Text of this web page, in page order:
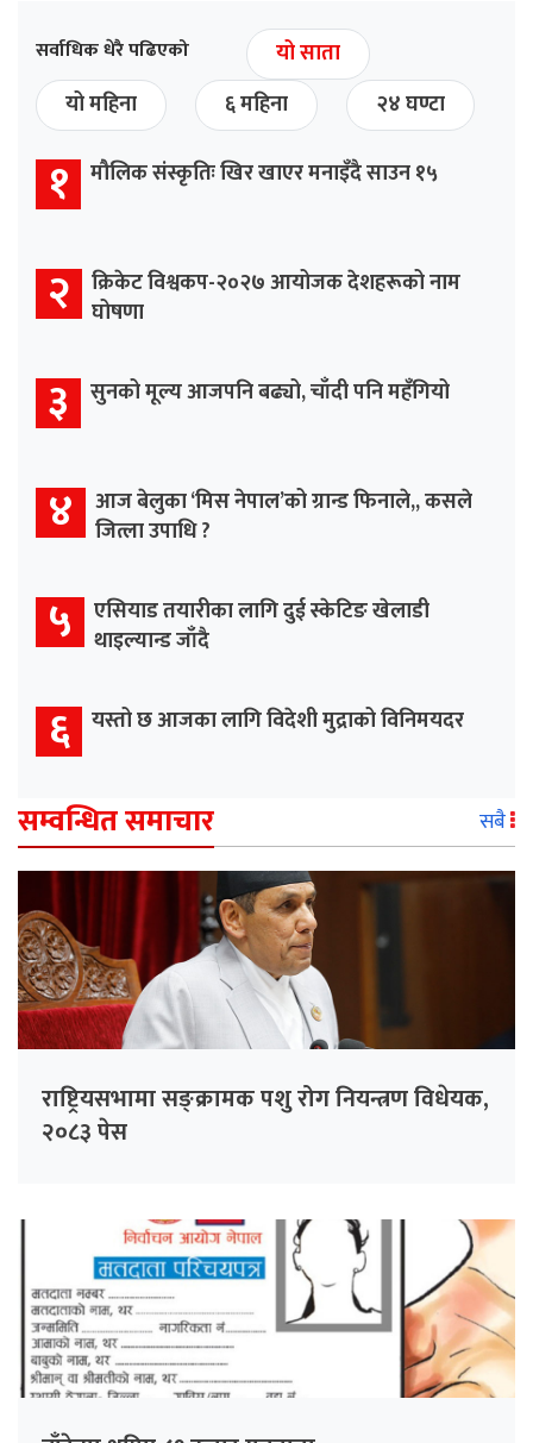
सर्वाधिक धेरै पढिएको
यो साता
यो महिना
६ महिना २४ घण्टा
१ मौलिक संस्कृतिः खिर खाएर मनाइँदै साउन १५
२ क्रिकेट विश्वकप-२०२७ आयोजक देशहरूको नाम
घोषणा
३ सुनको मूल्य आजपनि बढ्यो, चाँदी पनि महँगियो
४ आज बेलुका ‘मिस नेपाल’को ग्रान्ड फिनाले,, कसले
जित्ला उपाधि ?
५ एसियाड तयारीका लागि दुई स्केटिङ खेलाडी
थाइल्यान्ड जाँदै
६ यस्तो छ आजका लागि विदेशी मुद्राको विनिमयदर
सम्वन्धित समाचार सबै
राष्ट्रियसभामा सङ्क्रामक पशु रोग नियन्त्रण विधेयक,
२०८३ पेस